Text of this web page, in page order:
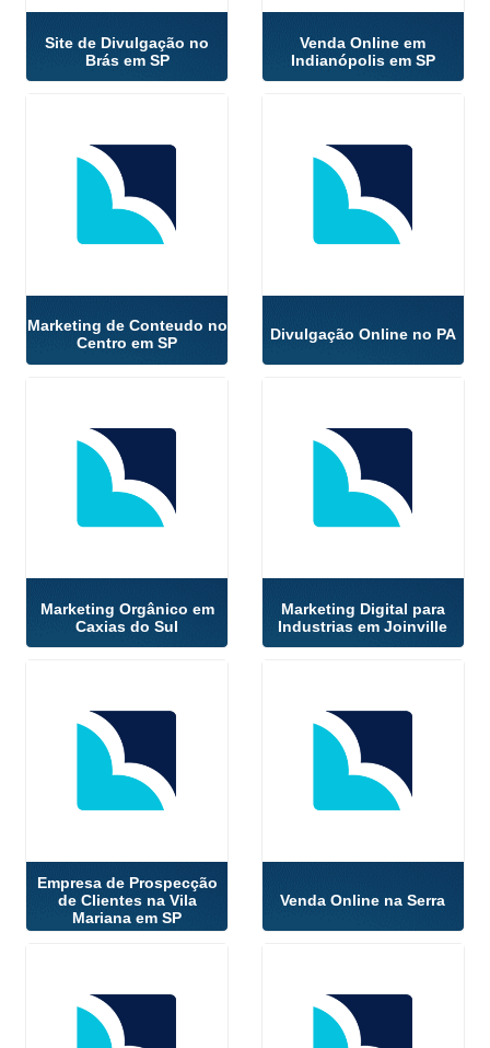
Site de Divulgação no
Brás em SP
Venda Online em
Indianópolis em SP
Marketing de Conteudo no
Centro em SP
Divulgação Online no PA
Marketing Orgânico em
Caxias do Sul
Marketing Digital para
Industrias em Joinville
Empresa de Prospecção
de Clientes na Vila
Mariana em SP
Venda Online na Serra